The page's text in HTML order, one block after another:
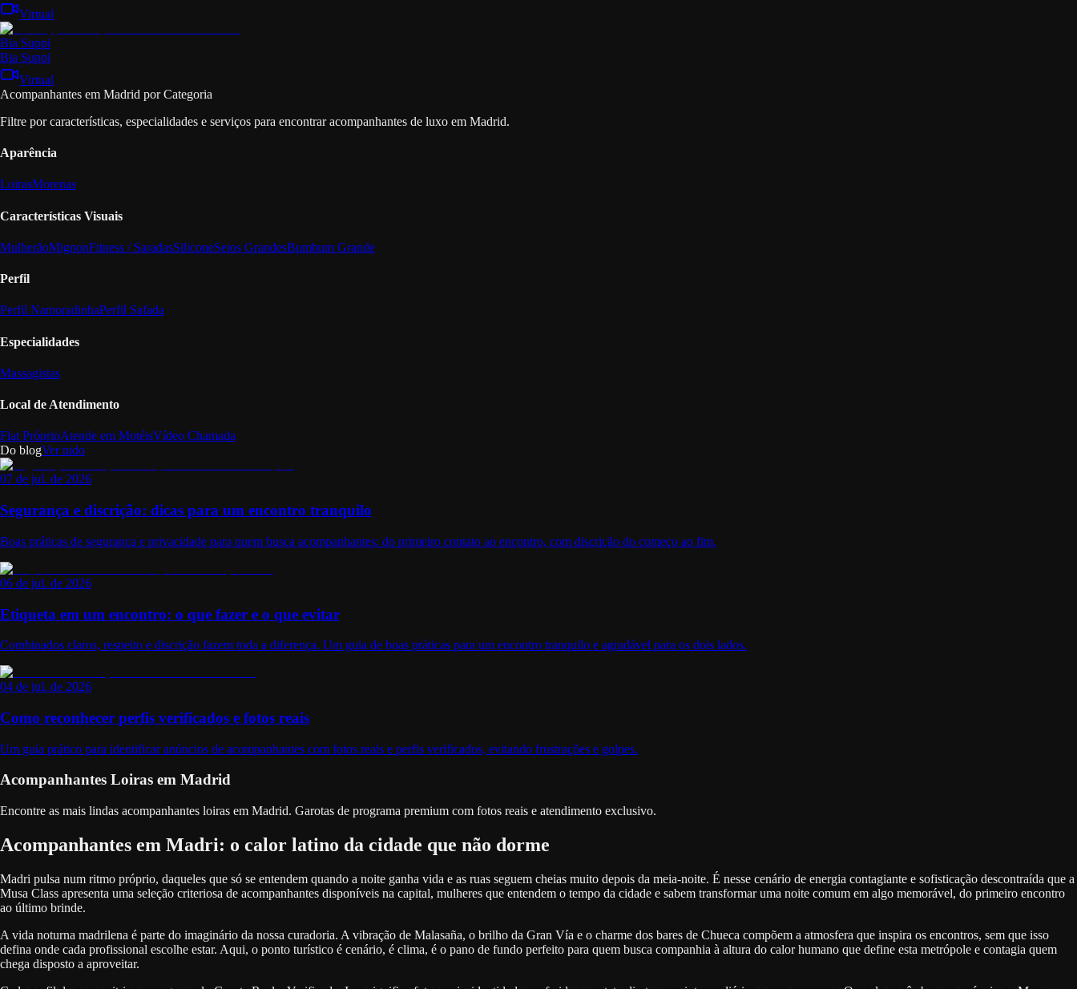
Virtual
Bia Suppi
Bia Suppi
Virtual
Acompanhantes em Madrid por Categoria
Filtre por características, especialidades e serviços para encontrar acompanhantes de luxo em Madrid.
Aparência
LoirasMorenas
Características Visuais
MulherãoMignonFitness / SaradasSiliconeSeios GrandesBumbum Grande
Perfil
Perfil NamoradinhaPerfil Safada
Especialidades
Massagistas
Local de Atendimento
Flat PróprioAtende em MotéisVídeo Chamada
Do blogVer tudo
07 de jul. de 2026
Segurança e discrição: dicas para um encontro tranquilo
Boas práticas de segurança e privacidade para quem busca acompanhantes: do primeiro contato ao encontro, com discrição do começo ao fim.
06 de jul. de 2026
Etiqueta em um encontro: o que fazer e o que evitar
Combinados claros, respeito e discrição fazem toda a diferença. Um guia de boas práticas para um encontro tranquilo e agradável para os dois lados.
04 de jul. de 2026
Como reconhecer perfis verificados e fotos reais
Um guia prático para identificar anúncios de acompanhantes com fotos reais e perfis verificados, evitando frustrações e golpes.
Acompanhantes Loiras em Madrid
Encontre as mais lindas acompanhantes loiras em Madrid. Garotas de programa premium com fotos reais e atendimento exclusivo.
Acompanhantes em Madri: o calor latino da cidade que não dorme
Madri pulsa num ritmo próprio, daqueles que só se entendem quando a noite ganha vida e as ruas seguem cheias muito depois da meia-noite. É nesse cenário de energia contagiante e sofisticação descontraída que a
Musa Class apresenta uma seleção criteriosa de acompanhantes disponíveis na capital, mulheres que entendem o tempo da cidade e sabem transformar uma noite comum em algo memorável, do primeiro encontro
ao último brinde.
A vida noturna madrilena é parte do imaginário da nossa curadoria. A vibração de Malasaña, o brilho da Gran Vía e o charme dos bares de Chueca compõem a atmosfera que inspira os encontros, sem que isso
defina onde cada profissional escolhe estar. Aqui, o ponto turístico é cenário, é clima, é o pano de fundo perfeito para quem busca companhia à altura do calor humano que define esta metrópole e contagia quem
chega disposto a aproveitar.